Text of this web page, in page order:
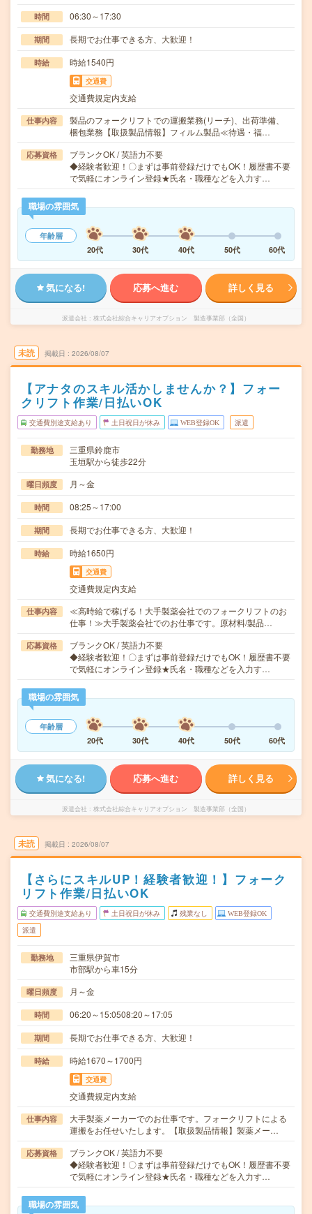
時間 06:30～17:30
期間 長期でお仕事できる方、大歓迎！
時給 時給1540円
交通費
交通費規定内支給
仕事内容
製品のフォークリフトでの運搬業務(リーチ)、出荷準備、
梱包業務【取扱製品情報】フィルム製品≪待遇・福…
応募資格
ブランクOK / 英語力不要
◆経験者歓迎！〇まずは事前登録だけでもOK！履歴書不要
で気軽にオンライン登録★氏名・職種などを入力す…
職場の雰囲気
年齢層
20代
30代 40代 50代 60代
気になる! 応募へ進む 詳しく見る
派遣会社 株式会社綜合キャリアオプション 製造事業部（全国）
未読 掲載日 2026/08/07
【アナタのスキル活かしませんか？】フォー
クリフト作業/日払いOK
交通費別途支給あり 土日祝日が休み WEB登録OK 派遣
勤務地
三重県鈴鹿市
玉垣駅から徒歩22分
曜日頻度 月～金
時間 08:25～17:00
期間 長期でお仕事できる方、大歓迎！
時給 時給1650円
交通費
交通費規定内支給
仕事内容
≪高時給で稼げる！大手製薬会社でのフォークリフトのお
仕事！≫大手製薬会社でのお仕事です。原材料/製品…
応募資格
ブランクOK / 英語力不要
◆経験者歓迎！〇まずは事前登録だけでもOK！履歴書不要
で気軽にオンライン登録★氏名・職種などを入力す…
職場の雰囲気
年齢層
20代
30代 40代 50代 60代
気になる! 応募へ進む 詳しく見る
派遣会社 株式会社綜合キャリアオプション 製造事業部（全国）
未読 掲載日 2026/08/07
【さらにスキルUP！経験者歓迎！】フォーク
リフト作業/日払いOK
交通費別途支給あり 土日祝日が休み 残業なし WEB登録OK
派遣
勤務地
三重県伊賀市
市部駅から車15分
曜日頻度 月～金
時間 06:20～15:0508:20～17:05
期間 長期でお仕事できる方、大歓迎！
時給 時給1670～1700円
交通費
交通費規定内支給
仕事内容
大手製薬メーカーでのお仕事です。フォークリフトによる
運搬をお任せいたします。【取扱製品情報】製薬メー…
応募資格
ブランクOK / 英語力不要
◆経験者歓迎！〇まずは事前登録だけでもOK！履歴書不要
で気軽にオンライン登録★氏名・職種などを入力す…
職場の雰囲気